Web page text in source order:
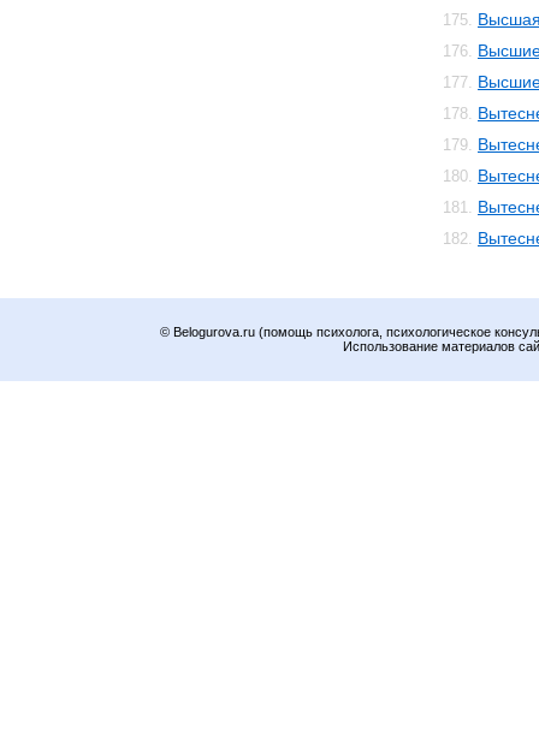
175.
176.
177.
178.
179.
180.
181.
182.
© Belogurova.ru (помощь психолога, психологическое
Использование материалов